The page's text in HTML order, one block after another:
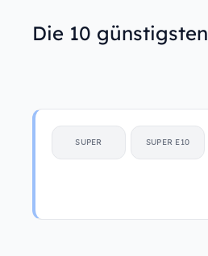
Die 10
SUPER SUPER E10